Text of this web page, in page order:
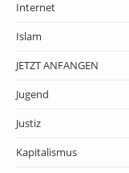
Internet
Islam
JETZT ANFANGEN
Jugend
Justiz
Kapitalismus